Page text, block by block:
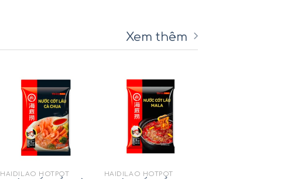
Xem thêm
HAIDILAO HOTPOT HAIDILAO HOTPOT